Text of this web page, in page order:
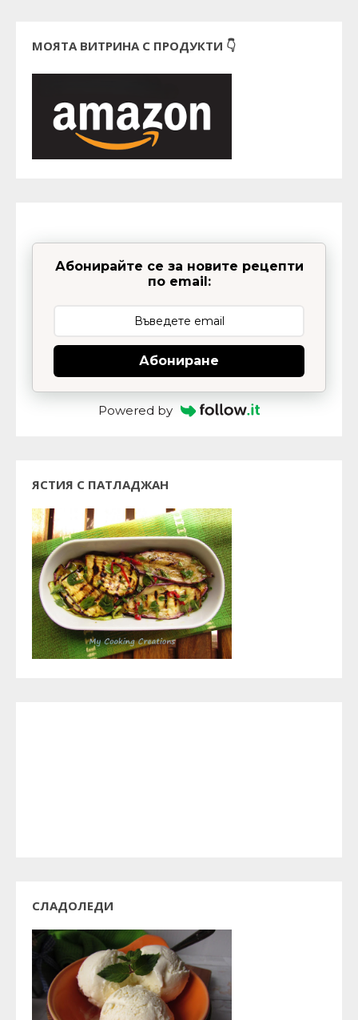
МОЯТА ВИТРИНА С ПРОДУКТИ 👇
Абонирайте се за новите рецепти
по email:
Абониране
Powered by
ЯСТИЯ С ПАТЛАДЖАН
СЛАДОЛЕДИ